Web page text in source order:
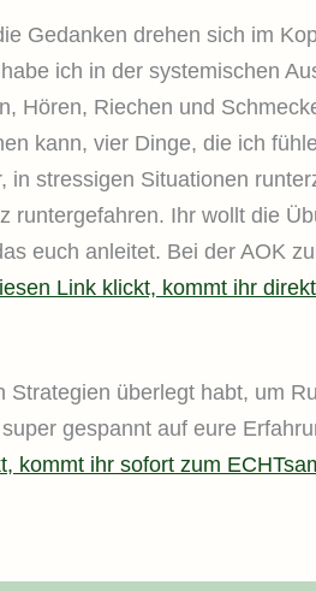
Gedanken drehen sich im
ich in der systemischen
Hören, Riechen und
kann, vier Dinge, die ich
in stressigen Situationen
runtergefahren. Ihr wollt die
euch anleitet. Bei der AOK
Link klickt, kommt ihr
überlegt habt, um
gespannt auf eure
kommt ihr sofort zum